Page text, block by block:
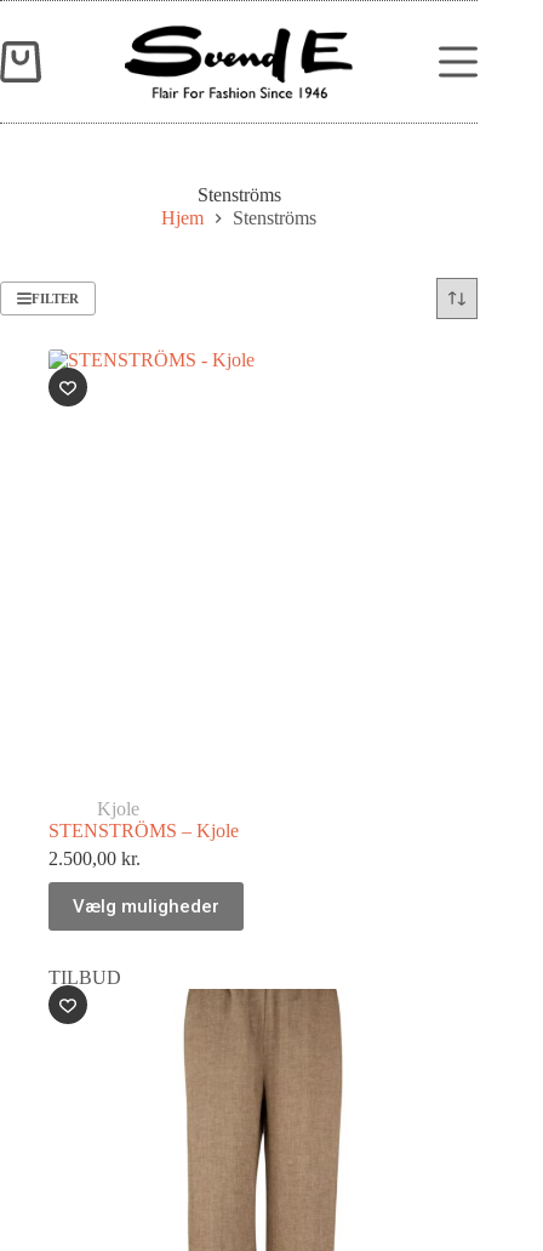
Stenströms
Hjem
Stenströms
FILTER
Kjole
STENSTRÖMS – Kjole
2.500,00 kr.
Vælg muligheder
TILBUD